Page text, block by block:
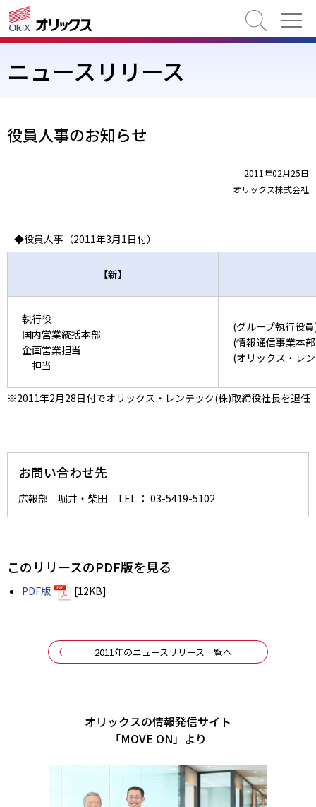
検索
ニュースリリース
役員人事のお知らせ
2011年02月25日
オリックス株式会社
◆役員人事（2011年3月1日付）
【新】
執行役
国内営業統括本部
企画営業担当
担当
(グループ執行役
(情報通信事業本
(オリックス・レ
※2011年2月28日付でオリックス・レンテック(株)取締役社長を退任
お問い合わせ先
広報部 堀井・柴田 TEL ： 03-5419-5102
このリリースのPDF版を見る
PDF版 [12KB]
2011年のニュースリリース一覧へ
オリックスの情報発信サイト
「MOVE ON」より